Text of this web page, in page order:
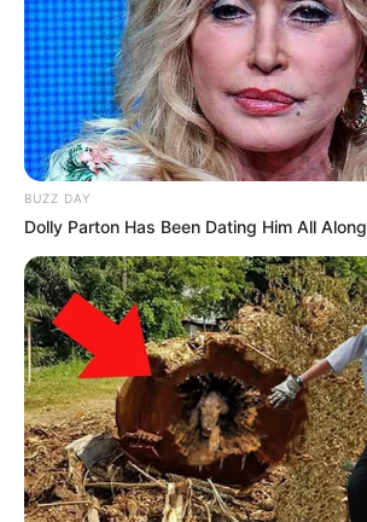
BUZZ DAY
Dolly Parton Has Been Dating Him All Along